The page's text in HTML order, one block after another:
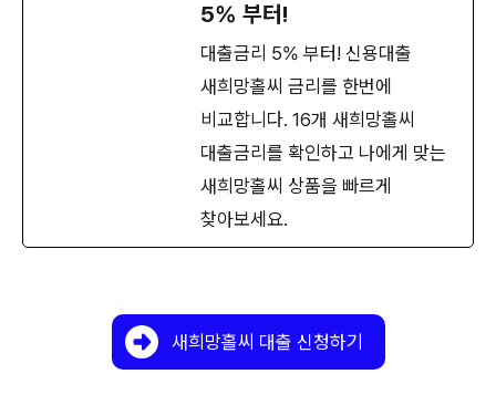
5% 부터!
대출금리 5% 부터! 신용대출
새희망홀씨 금리를 한번에
비교합니다. 16개 새희망홀씨
대출금리를 확인하고 나에게 맞는
새희망홀씨 상품을 빠르게
찾아보세요.
새희망홀씨 대출 신청하기